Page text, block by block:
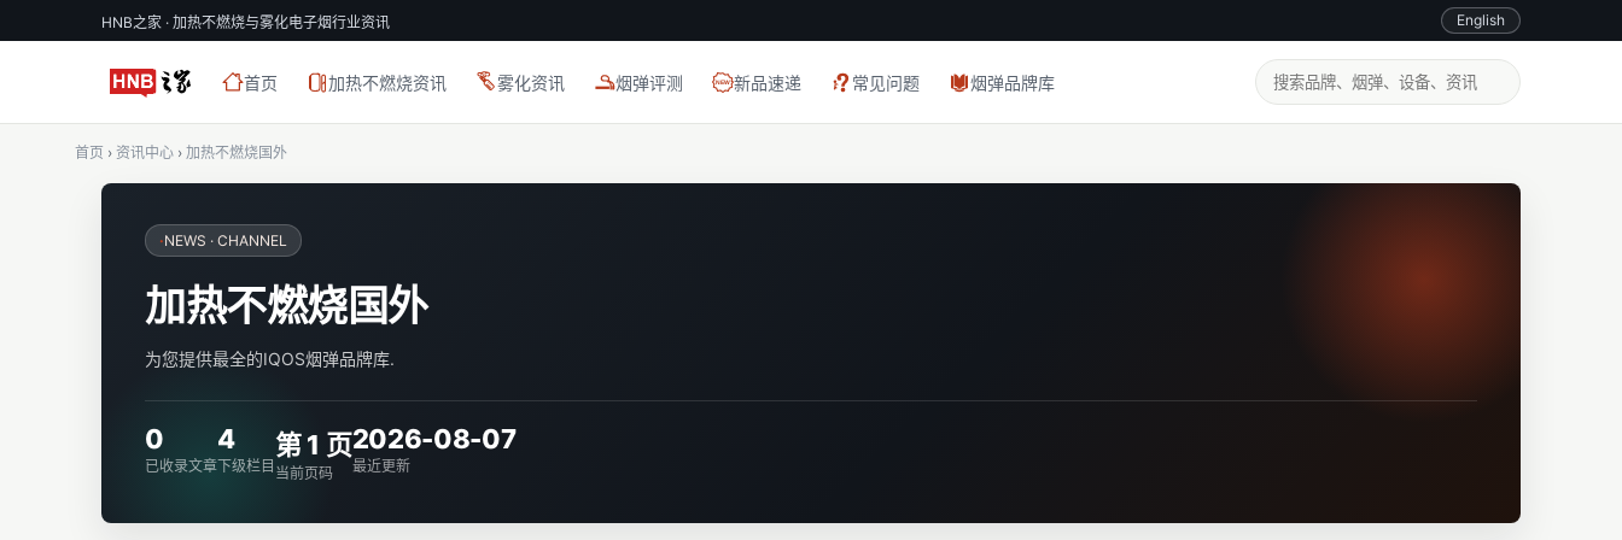
HNB之家 · 加热不燃烧与雾化电子烟行业资讯 English
首页 加热不燃烧资讯 雾化资讯 烟弹评测 新品速递 常见问题 烟弹品牌库
首页 › 资讯中心 › 加热不燃烧国外
·NEWS · CHANNEL
加热不燃烧国外
为您提供最全的IQOS烟弹品牌库.
0
已收录文章
4
下级栏目
第 1 页
当前页码
2026-08-07
最近更新